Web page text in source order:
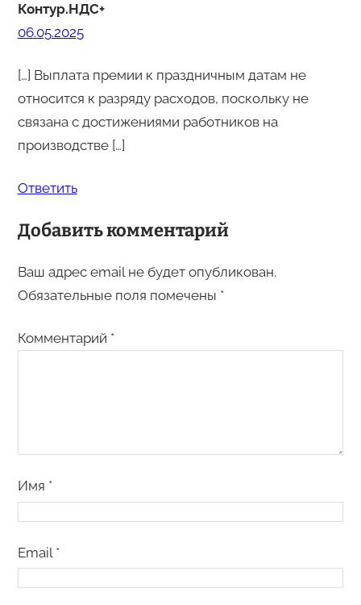
Контур.НДС+
06.05.2025
[…] Выплата премии к праздничным датам не
относится к разряду расходов, поскольку не
связана с достижениями работников на
производстве […]
Ответить
Добавить комментарий
Ваш адрес email не будет опубликован.
Обязательные поля помечены *
Комментарий *
Имя *
Email *